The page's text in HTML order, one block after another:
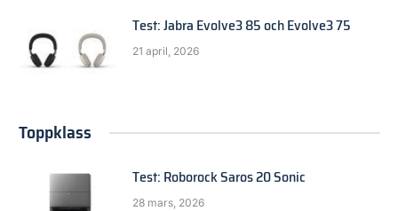
Test: Jabra Evolve3 85 och Evolve3 75
21 april, 2026
Toppklass
Test: Roborock Saros 20 Sonic
28 mars, 2026